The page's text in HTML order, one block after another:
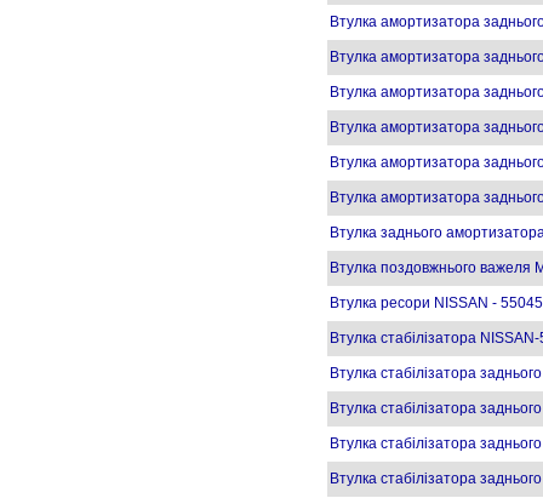
Втулка амортизатора
Втулка амортизатора
Втулка амортизатора
Втулка амортизатора
Втулка амортизатора
Втулка амортизатора
Втулка заднього
Втулка поздовжнього важеля
Втулка ресори NISSAN -
Втулка стабілізатора
Втулка стабілізатора
Втулка стабілізатора
Втулка стабілізатора
Втулка стабілізатора